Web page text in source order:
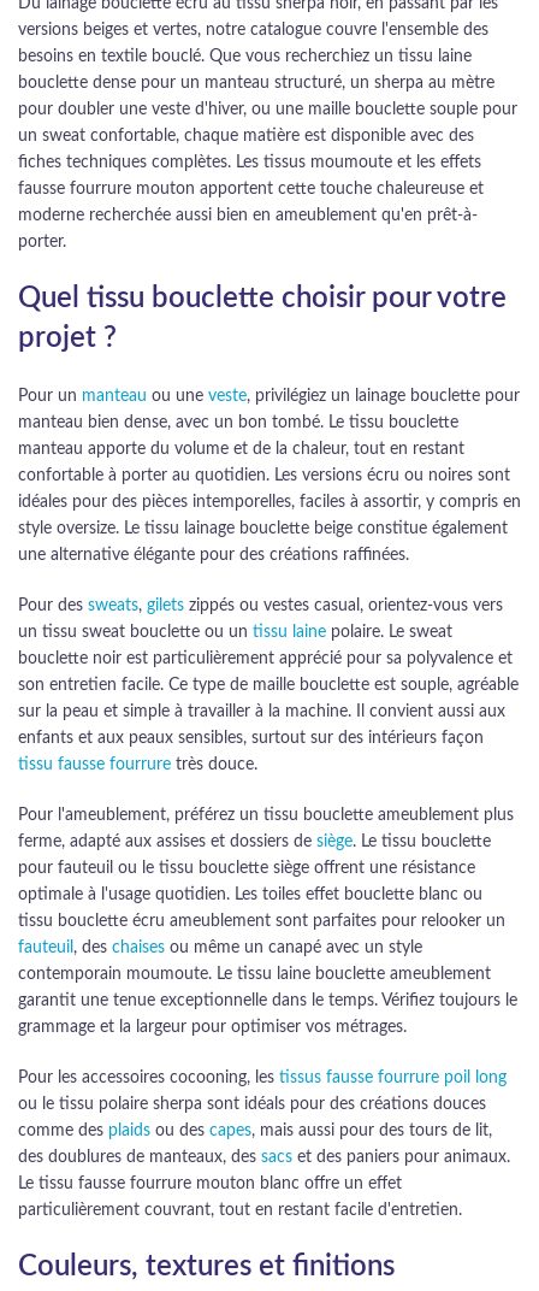
Du lainage bouclette écru au tissu sherpa noir, en passant par les
versions beiges et vertes, notre catalogue couvre l'ensemble des
besoins en textile bouclé. Que vous recherchiez un tissu laine
bouclette dense pour un manteau structuré, un sherpa au mètre
pour doubler une veste d'hiver, ou une maille bouclette souple pour
un sweat confortable, chaque matière est disponible avec des
fiches techniques complètes. Les tissus moumoute et les effets
fausse fourrure mouton apportent cette touche chaleureuse et
moderne recherchée aussi bien en ameublement qu'en prêt-à-
porter.
Quel tissu bouclette choisir pour votre
projet ?
Pour un manteau ou une veste, privilégiez un lainage bouclette pour
manteau bien dense, avec un bon tombé. Le tissu bouclette
manteau apporte du volume et de la chaleur, tout en restant
confortable à porter au quotidien. Les versions écru ou noires sont
idéales pour des pièces intemporelles, faciles à assortir, y compris en
style oversize. Le tissu lainage bouclette beige constitue également
une alternative élégante pour des créations raffinées.
Pour des sweats, gilets zippés ou vestes casual, orientez-vous vers
un tissu sweat bouclette ou un tissu laine polaire. Le sweat
bouclette noir est particulièrement apprécié pour sa polyvalence et
son entretien facile. Ce type de maille bouclette est souple, agréable
sur la peau et simple à travailler à la machine. Il convient aussi aux
enfants et aux peaux sensibles, surtout sur des intérieurs façon
tissu fausse fourrure très douce.
Pour l'ameublement, préférez un tissu bouclette ameublement plus
ferme, adapté aux assises et dossiers de siège. Le tissu bouclette
pour fauteuil ou le tissu bouclette siège offrent une résistance
optimale à l'usage quotidien. Les toiles effet bouclette blanc ou
tissu bouclette écru ameublement sont parfaites pour relooker un
fauteuil , des chaises ou même un canapé avec un style
contemporain moumoute. Le tissu laine bouclette ameublement
garantit une tenue exceptionnelle dans le temps. Vérifiez toujours le
grammage et la largeur pour optimiser vos métrages.
Pour les accessoires cocooning, les tissus fausse fourrure poil long
ou le tissu polaire sherpa sont idéals pour des créations douces
comme des plaids ou des capes, mais aussi pour des tours de lit,
des doublures de manteaux, des sacs et des paniers pour animaux.
Le tissu fausse fourrure mouton blanc offre un effet
particulièrement couvrant, tout en restant facile d'entretien.
Couleurs, textures et finitions